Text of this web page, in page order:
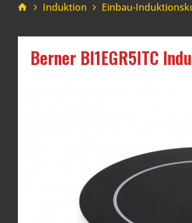
Induktion Einbau-
Berner BI1EGR5ITC